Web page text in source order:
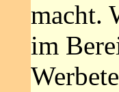
macht.
im